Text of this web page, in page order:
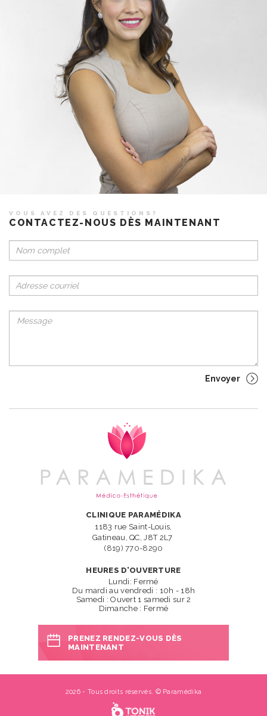
VOUS AVEZ DES QUESTIONS?
CONTACTEZ-NOUS DÈS MAINTENANT
CLINIQUE PARAMÉDIKA
1183 rue Saint-Louis,
Gatineau, QC, J8T 2L7
(819) 770-8290
HEURES D’OUVERTURE
Lundi: Fermé
Du mardi au vendredi : 10h - 18h
Samedi : Ouvert 1 samedi sur 2
Dimanche : Fermé
PRENEZ RENDEZ-VOUS DÈS
MAINTENANT
2026 - Tous droits réservés. © Paramédika